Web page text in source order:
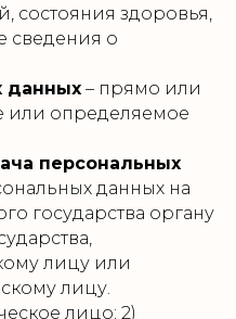
состояния здоровья,
сведения о
данных – прямо или
или определяемое
персональных
данных на
государства органу
лицу или
лицу.
лицо; 2)